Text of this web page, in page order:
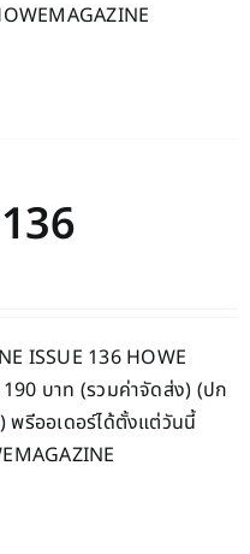
ISSUE 136 HOWE
บาท (รวมค่าจัดส่ง) (ปก
พรีออเดอร์ได้ตั้งแต่วันนี้